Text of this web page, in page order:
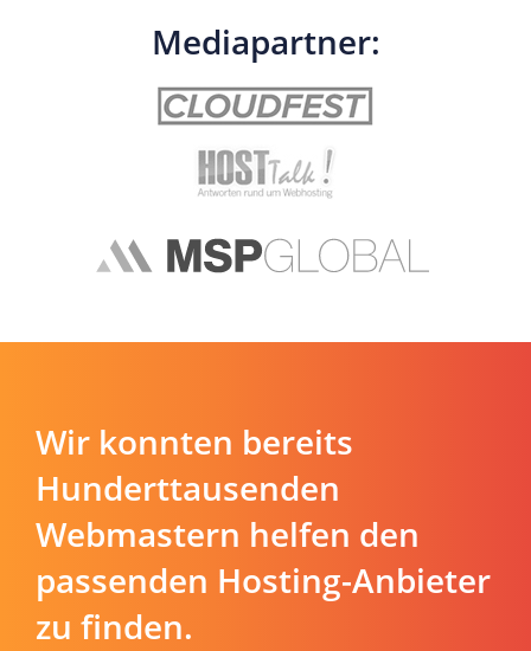
Mediapartner:
Wir konnten bereits
Hunderttausenden
Webmastern helfen den
passenden Hosting-Anbieter
zu finden.